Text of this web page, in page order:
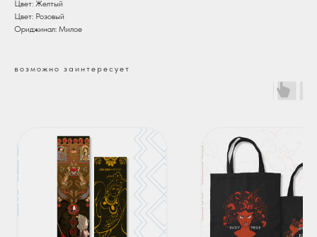
Цвет: Желтый
Цвет: Розовый
Ориджинал: Милое
возможно заинтересует